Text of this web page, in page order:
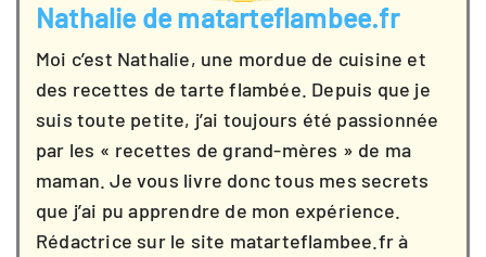
Nathalie de matarteflambee.fr
Moi c’est Nathalie, une mordue de cuisine et
des recettes de tarte flambée. Depuis que je
suis toute petite, j’ai toujours été passionnée
par les « recettes de grand-mères » de ma
maman. Je vous livre donc tous mes secrets
que j’ai pu apprendre de mon expérience.
Rédactrice sur le site matarteflambee.fr à